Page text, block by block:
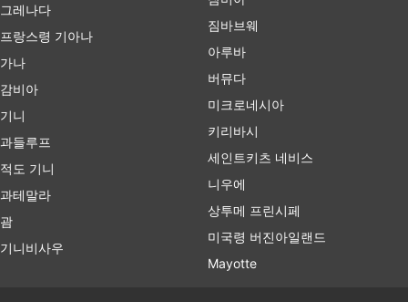
그레나다
프랑스령 기아나
가나
감비아
기니
과들루프
적도 기니
과테말라
괌
기니비사우
짐바브웨
아루바
버뮤다
미크로네시아
키리바시
세인트키츠 네비스
니우에
상투메 프린시페
미국령 버진아일랜드
Mayotte